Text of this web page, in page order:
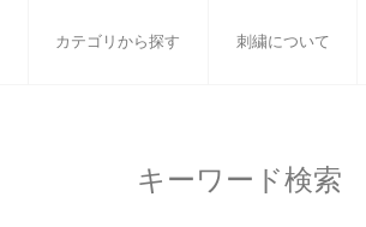
カテゴリから探す 刺繍について
キーワード検索